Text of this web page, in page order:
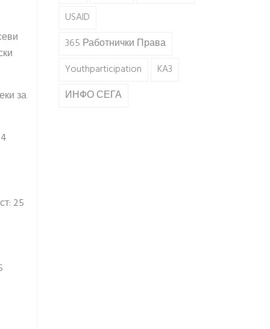
за
25
USAID
365 Работнички Права
Youthparticipation
KA3
ИНФО СЕГА